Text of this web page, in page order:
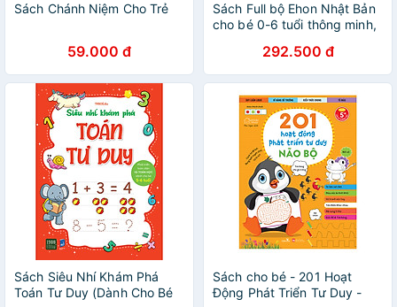
Sách Chánh Niệm Cho Trẻ
59.000 đ
Sách Full bộ Ehon Nhật Bản
cho bé 0-6 tuổi thông minh,
292.500 đ
Sách Siêu Nhí Khám Phá
Toán Tư Duy (Dành Cho Bé
Sách cho bé - 201 Hoạt
Động Phát Triển Tư Duy -